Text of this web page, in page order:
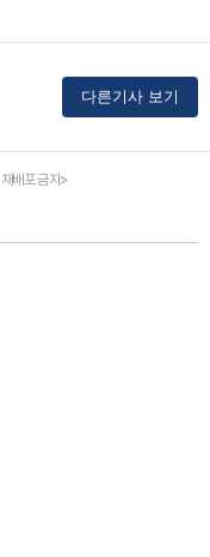
다른기사 보기
배포 금지>